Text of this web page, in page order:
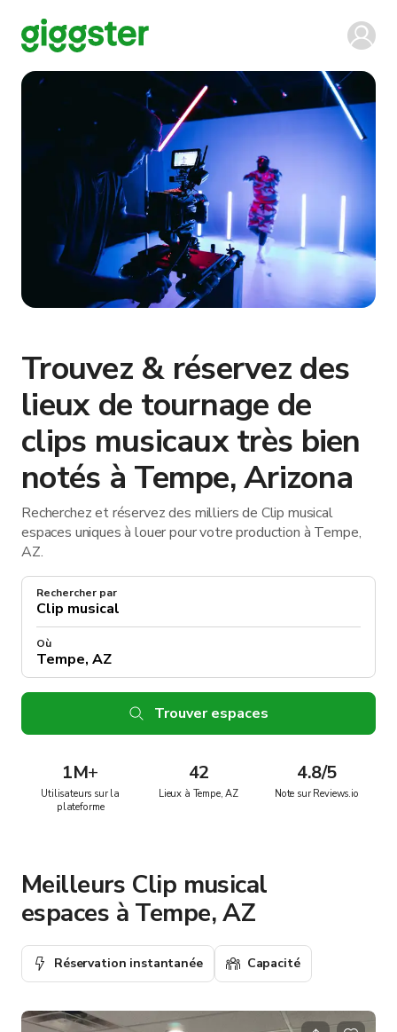
Trouvez & réservez des
lieux de tournage de
clips musicaux très bien
notés à Tempe, Arizona
Recherchez et réservez des milliers de Clip musical
espaces uniques à louer pour votre production à Tempe,
AZ.
Rechercher par
Où
Trouver espaces
1M+
Utilisateurs sur la
plateforme
42
Lieux à Tempe, AZ
4.8/5
Note sur Reviews.io
Meilleurs Clip musical
espaces à Tempe, AZ
Réservation instantanée Capacité